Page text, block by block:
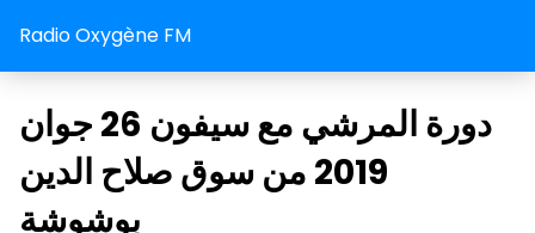
Radio Oxygène FM
دورة المرشي مع سيفون 26 جوان
2019 من سوق صلاح الدين
بوشوشة